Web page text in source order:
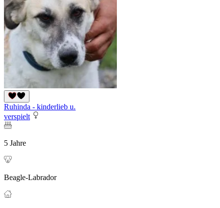
Ruhinda - kinderlieb u.
verspielt
5 Jahre
Beagle-Labrador